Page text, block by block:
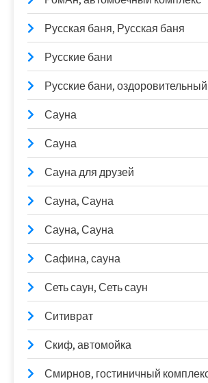
Русская баня, Русская баня
Русские бани
Русские бани,
Сауна
Сауна
Сауна для друзей
Сауна, Сауна
Сауна, Сауна
Сафина, сауна
Сеть саун, Сеть саун
Ситиврат
Скиф, автомойка
Смирнов, гостиничный